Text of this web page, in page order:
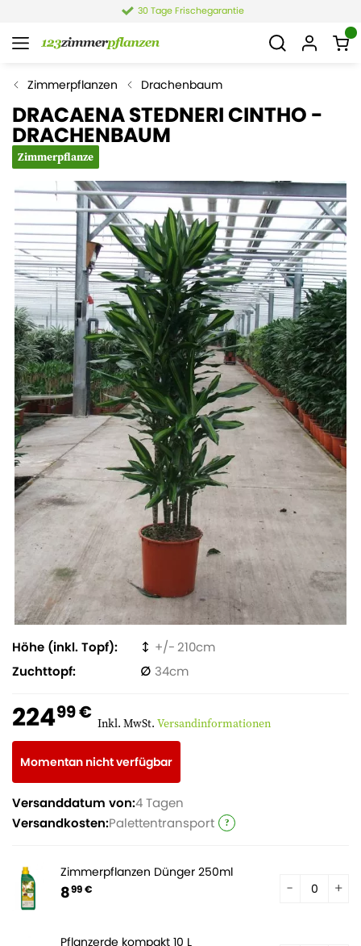
30 Tage Frischegarantie
Zimmerpflanzen Drachenbaum
DRACAENA STEDNERI CINTHO -
DRACHENBAUM
Zimmerpflanze
Höhe (inkl. Topf)
210
Zuchttopf
34
22499 € Inkl. MwSt. Versandinformationen
Momentan nicht verfügbar
Versanddatum von:4 Tagen
Versandkosten:Palettentransport
Zimmerpflanzen Dünger 250ml
899 €
Pflanzerde kompakt 10 L